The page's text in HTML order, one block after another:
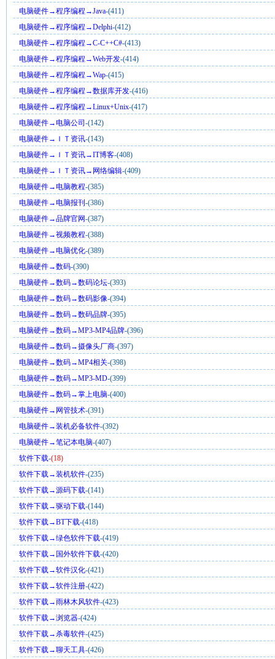
电脑硬件→程序编程→Java-(411)
电脑硬件→程序编程→Delphi-(412)
电脑硬件→程序编程→C-C++C#-(413)
电脑硬件→程序编程→Web开发-(414)
电脑硬件→程序编程→Wap-(415)
电脑硬件→程序编程→数据库开发-(416)
电脑硬件→程序编程→Linux+Unix-(417)
电脑硬件→电脑公司 -(142)
电脑硬件→ＩＴ资讯-(143)
电脑硬件→ＩＴ资讯→IT博客-(408)
电脑硬件→ＩＴ资讯→网络编辑-(409)
电脑硬件→电脑教程-(385)
电脑硬件→电脑报刊 -(386)
电脑硬件→品牌官网-(387)
电脑硬件→视频教程-(388)
电脑硬件→电脑优化-(389)
电脑硬件→数码-(390)
电脑硬件→数码→数码论坛-(393)
电脑硬件→数码→数码影像-(394)
电脑硬件→数码→数码品牌-(395)
电脑硬件→数码→MP3-MP4品牌-(396)
电脑硬件→数码→摄像头厂商-(397)
电脑硬件→数码→MP4相关-(398)
电脑硬件→数码→MP3-MD-(399)
电脑硬件→数码→掌上电脑-(400)
电脑硬件→网管技术-(391)
电脑硬件→装机必备软件-(392)
电脑硬件→笔记本电脑-(407)
软件下载-(18)
软件下载→装机软件-(235)
软件下载→源码下载-(141)
软件下载→驱动下载-(144)
软件下载→BT下载-(418)
软件下载→绿色软件下载-(419)
软件下载→国外软件下载-(420)
软件下载→软件汉化-(421)
软件下载→软件注册-(422)
软件下载→雨林木风软件-(423)
软件下载→浏览器-(424)
软件下载→杀毒软件-(425)
软件下载→聊天工具-(426)